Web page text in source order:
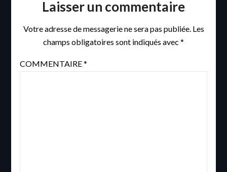
Laisser un commentaire
Votre adresse de messagerie ne sera pas publiée. Les
champs obligatoires sont indiqués avec *
COMMENTAIRE*